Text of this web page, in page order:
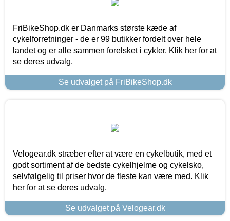
FriBikeShop.dk er Danmarks største kæde af
cykelforretninger - de er 99 butikker fordelt over hele
landet og er alle sammen forelsket i cykler. Klik her for at
se deres udvalg.
Se udvalget på FriBikeShop.dk
Velogear.dk stræber efter at være en cykelbutik, med et
godt sortiment af de bedste cykelhjelme og cykelsko,
selvfølgelig til priser hvor de fleste kan være med. Klik
her for at se deres udvalg.
Se udvalget på Velogear.dk